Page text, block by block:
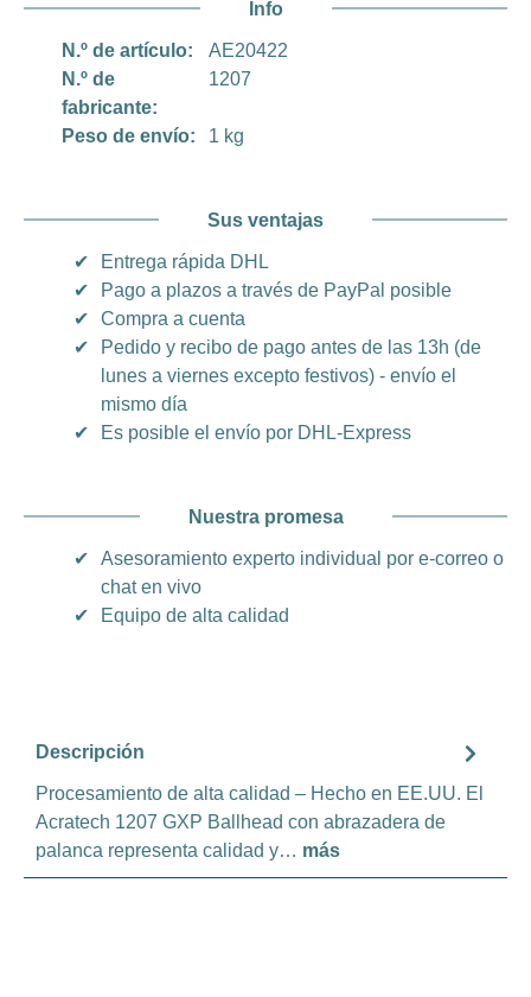
Info
N.º de artículo:
AE20422
N.º de
fabricante:
1207
Peso de envío: 1 kg
Sus ventajas
✔
Entrega rápida DHL
✔
Pago a plazos a través de PayPal posible
✔
Compra a cuenta
✔
Pedido y recibo de pago antes de las 13h (de
lunes a viernes excepto festivos) - envío el
mismo día
✔
Es posible el envío por DHL-Express
Nuestra promesa
✔
Asesoramiento experto individual por e-correo o
chat en vivo
✔
Equipo de alta calidad
Descripción
Procesamiento de alta calidad – Hecho en EE.UU. El
Acratech 1207 GXP Ballhead con abrazadera de
palanca representa calidad y… más